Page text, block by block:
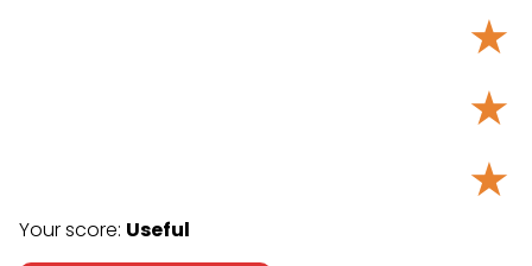
★
★
★
Your score: Useful